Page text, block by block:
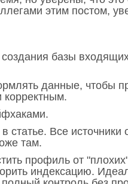
этим постом,
базы
данные, чтобы
Все источники
там.
профиль от
индексацию.